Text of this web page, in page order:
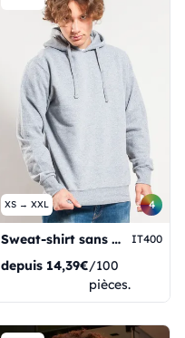
XS → XXL 4
Sweat-shirt sans poche IT400
depuis 14,39€/100
pièces.